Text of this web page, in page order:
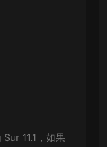
11.1，如果